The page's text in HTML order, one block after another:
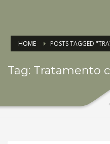
HOME POSTS TAGGED
Tag: Tratamento